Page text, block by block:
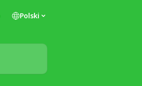
Polski